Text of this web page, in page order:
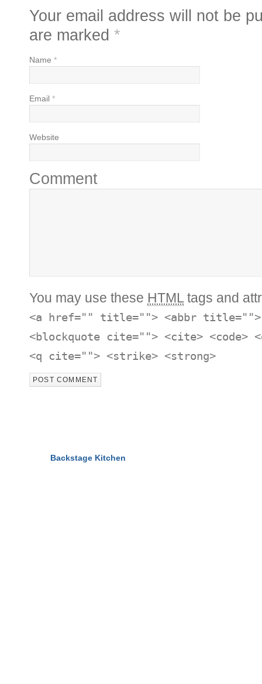
Your email address will not be
are marked *
Name *
Email *
Website
Comment
You may use these HTML tags and
<a href="" title=""> <abbr title="">
<blockquote cite=""> <cite> <code>
<q cite=""> <strike> <strong>
Backstage Kitchen